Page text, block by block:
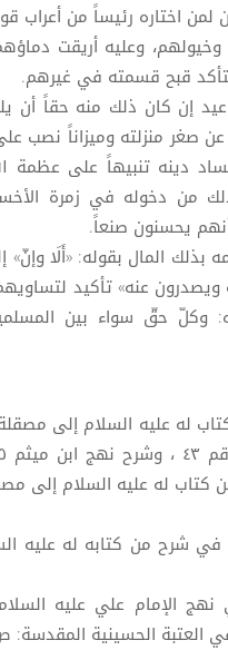
اختاره رئيساً من أعراب
وعليه أريقت
قبح قسمته في غيرهم.
إن كان ذلك منه حقاً أن
صغر منزلته وميزاناً نصب
دينه تنبيهاً على عظمة
من دخوله في زمرة
يحسنون صنعاً.
المال بقوله: «أَلَا وإنّ»
عنه» تأكيد
وكلّ حقّ سواء بين
شرح نهج البلاغة لابن ميثم 5: 95/ في شرح من
نهج الإمام علي عليه
الحسينية المقدسة: ص 379-